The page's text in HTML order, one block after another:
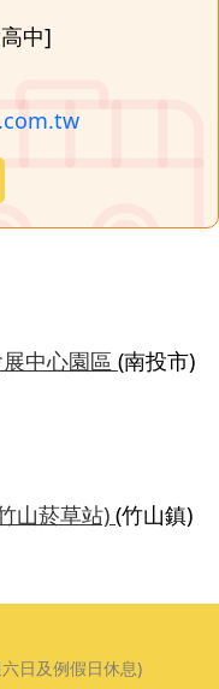
中]
中心園區 (南投市)
山菸草站) (竹山鎮)
日及例假日休息)